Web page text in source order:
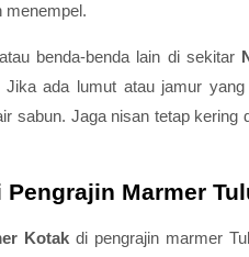
menempel.
benda-benda lain di sekitar
ada lumut atau jamur
sabun. Jaga nisan tetap kering
Marmer
Kotak di pengrajin marmer